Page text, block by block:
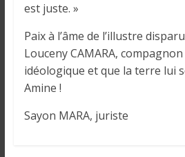
est juste. »
Paix à l’âme de l’illustre
Louceny CAMARA,
idéologique et que la terre lui
Amine !
Sayon MARA, juriste